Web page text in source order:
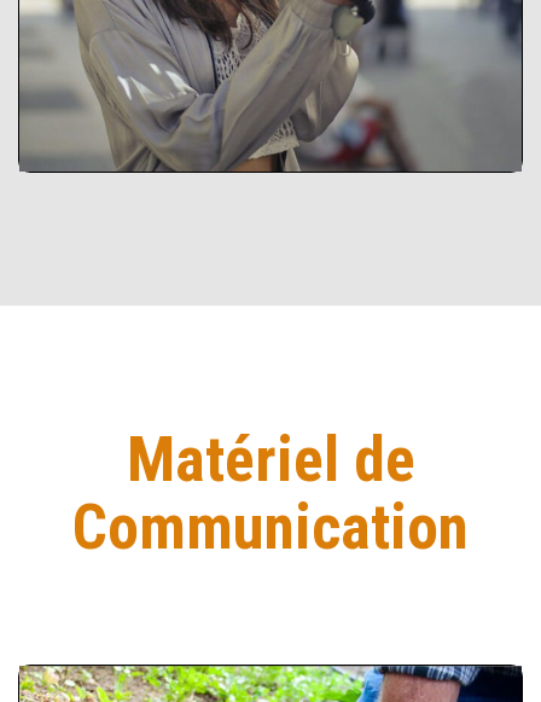
Courts Alimentaires.
Explorer l’outil
Matériel de
Communication